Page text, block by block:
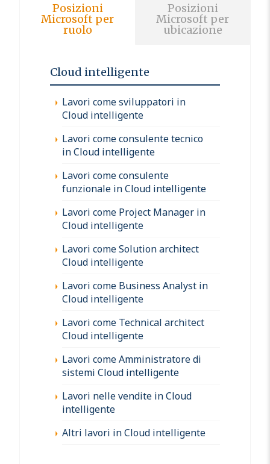
Posizioni
Microsoft per
ruolo
Posizioni
Microsoft per
ubicazione
Cloud intelligente
Lavori come sviluppatori in
Cloud intelligente
Lavori come consulente tecnico
in Cloud intelligente
Lavori come consulente
funzionale in Cloud intelligente
Lavori come Project Manager in
Cloud intelligente
Lavori come Solution architect
Cloud intelligente
Lavori come Business Analyst in
Cloud intelligente
Lavori come Technical architect
Cloud intelligente
Lavori come Amministratore di
sistemi Cloud intelligente
Lavori nelle vendite in Cloud
intelligente
Altri lavori in Cloud intelligente